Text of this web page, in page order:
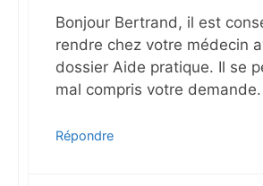
Bonjour Bertrand, il est
rendre chez votre médecin
dossier Aide pratique. Il se
mal compris votre demande.
Répondre